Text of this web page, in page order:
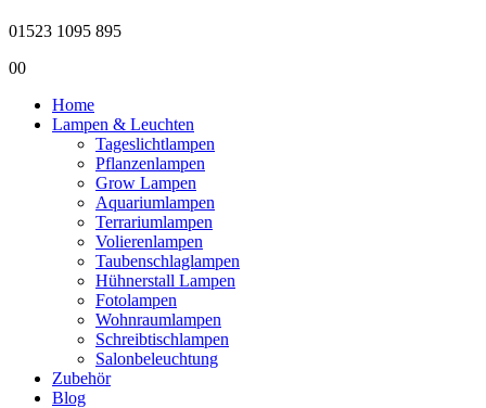
01523 1095 895
00
Home
Lampen & Leuchten
Tageslichtlampen
Pflanzenlampen
Grow Lampen
Aquariumlampen
Terrariumlampen
Volierenlampen
Taubenschlaglampen
Hühnerstall Lampen
Fotolampen
Wohnraumlampen
Schreibtischlampen
Salonbeleuchtung
Zubehör
Blog